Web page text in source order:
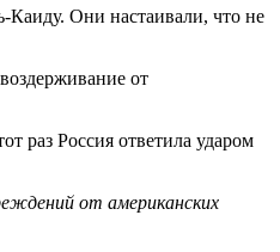
Они настаивали, что не
от
раз Россия ответила ударом
от американских